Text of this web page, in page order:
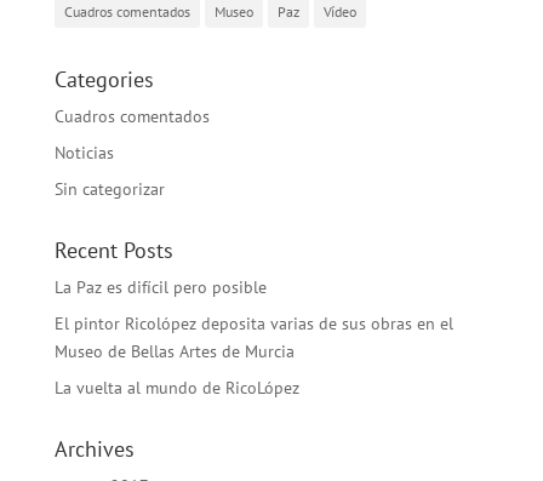
Cuadros comentados Museo Paz Vídeo
Categories
Cuadros comentados
Noticias
Sin categorizar
Recent Posts
La Paz es difícil pero posible
El pintor Ricolópez deposita varias de sus obras en el
Museo de Bellas Artes de Murcia
La vuelta al mundo de RicoLópez
Archives